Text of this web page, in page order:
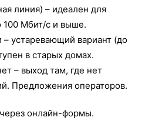
линия) – идеален для
100 Мбит/с и выше.
устаревающий вариант (до
в старых домах.
– выход там, где нет
Предложения операторов.
онлайн-формы.